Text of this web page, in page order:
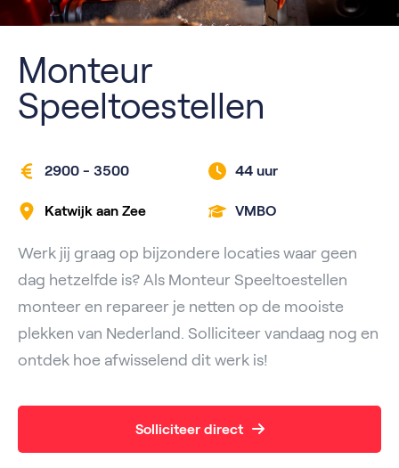
Monteur
Speeltoestellen
2900 - 3500 44 uur
Katwijk aan Zee VMBO
Werk jij graag op bijzondere locaties waar geen
dag hetzelfde is? Als Monteur Speeltoestellen
monteer en repareer je netten op de mooiste
plekken van Nederland. Solliciteer vandaag nog en
ontdek hoe afwisselend dit werk is!
Solliciteer direct